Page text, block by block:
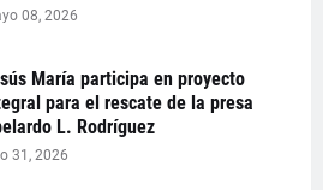
08, 2026
María participa en proyecto
para el rescate de la presa
L. Rodríguez
31, 2026